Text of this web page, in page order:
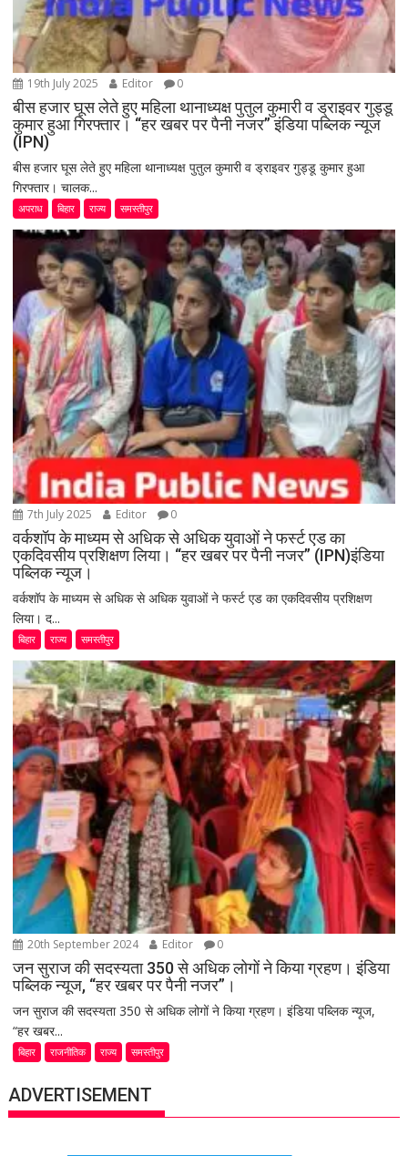
19th July 2025 Editor 0
बीस हजार घूस लेते हुए महिला थानाध्यक्ष पुतुल कुमारी व ड्राइवर गुड्डू
कुमार हुआ गिरफ्तार। “हर खबर पर पैनी नजर” इंडिया पब्लिक न्यूज
(IPN)
बीस हजार घूस लेते हुए महिला थानाध्यक्ष पुतुल कुमारी व ड्राइवर गुड्डू कुमार हुआ
गिरफ्तार। चालक...
अपराध बिहार राज्य समस्तीपुर
7th July 2025 Editor 0
वर्कशॉप के माध्यम से अधिक से अधिक युवाओं ने फर्स्ट एड का
एकदिवसीय प्रशिक्षण लिया। “हर खबर पर पैनी नजर” (IPN)इंडिया
पब्लिक न्यूज।
वर्कशॉप के माध्यम से अधिक से अधिक युवाओं ने फर्स्ट एड का एकदिवसीय प्रशिक्षण
लिया। द...
बिहार राज्य समस्तीपुर
20th September 2024 Editor 0
जन सुराज की सदस्यता 350 से अधिक लोगों ने किया ग्रहण। इंडिया
पब्लिक न्यूज, “हर खबर पर पैनी नजर”।
जन सुराज की सदस्यता 350 से अधिक लोगों ने किया ग्रहण। इंडिया पब्लिक न्यूज,
“हर खबर...
बिहार राजनीतिक राज्य समस्तीपुर
ADVERTISEMENT